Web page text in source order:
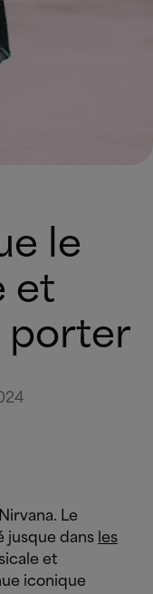
le
et
porter
Le
jusque dans les
et
iconique